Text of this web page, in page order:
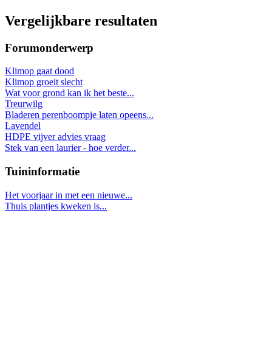
Vergelijkbare resultaten
Forumonderwerp
Klimop gaat dood
Klimop groeit slecht
Wat voor grond kan ik het beste...
Treurwilg
Bladeren perenboompje laten opeens...
Lavendel
HDPE vijver advies vraag
Stek van een laurier - hoe verder...
Tuininformatie
Het voorjaar in met een nieuwe...
Thuis plantjes kweken is...